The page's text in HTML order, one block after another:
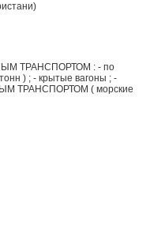
ТРАНСПОРТОМ : - по
) ; - крытые вагоны ; -
ТРАНСПОРТОМ ( морские